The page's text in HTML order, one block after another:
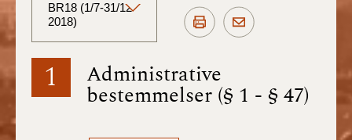
1 Administrative
bestemmelser (§ 1 - § 47)
BR18 (1/7-31/12
2018)
BR18 (Aktuelt)
BR18 (1/7-31/12